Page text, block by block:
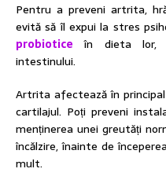
Pentru a preveni artrita,
evită să îl expui la stres
probiotice în dieta lor,
intestinului.
Artrita afectează în
cartilajul. Poți preveni
menținerea unei greutăți
încălzire, înainte de
mult.